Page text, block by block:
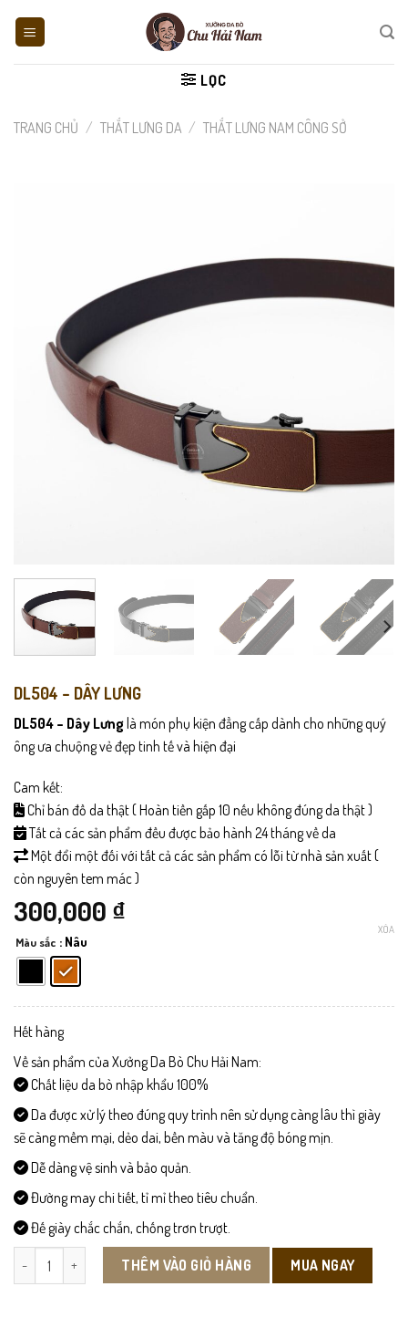
LỌC
TRANG CHỦ / THẮT LƯNG DA / THẮT LƯNG NAM CÔNG SỞ
DL504 – DÂY LƯNG
DL504 – Dây Lưnglà món phụ kiện đẳng cấp dành cho những quý
ông ưa chuộng vẻ đẹp tinh tế và hiện đại
Cam kết:
Chỉ bán đồ da thật ( Hoàn tiền gấp 10 nếu không đúng da thật )
Tất cả các sản phẩm đều được bảo hành 24 tháng về da
Một đổi một đối với tất cả các sản phẩm có lỗi từ nhà sản xuất (
còn nguyên tem mác )
300,000 ₫
Màu sắc : Nâu
XÓA
Hết hàng
Về sản phẩm của Xưởng Da Bò Chu Hải Nam:
Chất liệu da bò nhập khẩu 100%
Da được xử lý theo đúng quy trình nên sử dụng càng lâu thì giày
sẽ càng mềm mại, dẻo dai, bền màu và tăng độ bóng mịn.
Dễ dàng vệ sinh và bảo quản.
Đường may chi tiết, tỉ mỉ theo tiêu chuẩn.
Đế giày chắc chắn, chống trơn trượt.
DL504 - Dây Lưng số lượngTHÊM VÀO GIỎ HÀNG MUA NGAY